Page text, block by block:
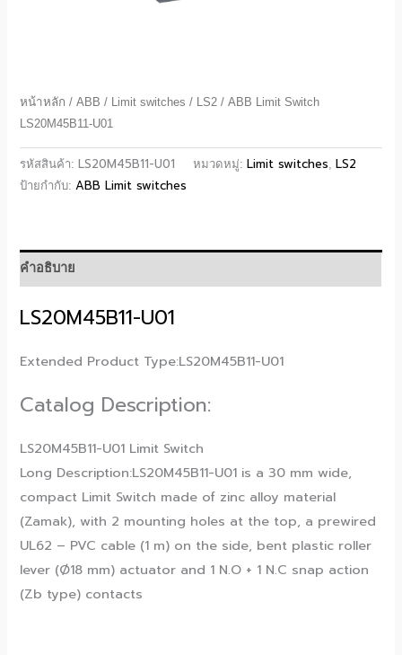
หน้าหลัก /ABB / Limit switches / LS2 / ABB Limit Switch
LS20M45B11-U01
รหัสสินค้า: LS20M45B11-U01 หมวดหมู่: Limit switches, LS2
ป้ายกำกับ:ABB Limit switches
คำอธิบาย
LS20M45B11-U01
Extended Product Type:LS20M45B11-U01
Catalog Description:
LS20M45B11-U01 Limit Switch
Long Description:LS20M45B11-U01 is a 30 mm wide,
compact Limit Switch made of zinc alloy material
(Zamak), with 2 mounting holes at the top, a prewired
UL62 – PVC cable (1 m) on the side, bent plastic roller
lever (Ø18 mm) actuator and 1 N.O + 1 N.C snap action
(Zb type) contacts